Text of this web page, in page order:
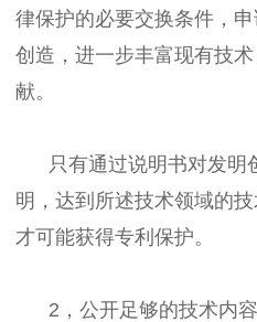
律保护的必要交换条件，
创造，进一步丰富现有技
献。
只有通过说明书对发明
明，达到所述技术领域的
才可能获得专利保护。
2，公开足够的技术内容